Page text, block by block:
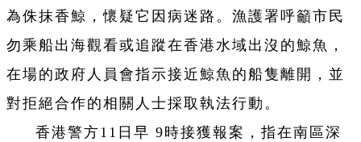
為侏抹香鯨，懷疑它因病迷路。漁護署呼籲市民
勿乘船出海觀看或追蹤在香港水域出沒的鯨魚，
在場的政府人員會指示接近鯨魚的船隻離開，並
對拒絕合作的相關人士採取執法行動。
香港警方11日早 9時接獲報案，指在南區深